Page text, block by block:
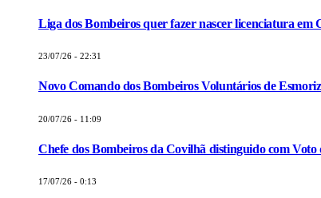
Liga dos Bombeiros quer fazer nascer licenciatura em
23/07/26 - 22:31
Novo Comando dos Bombeiros Voluntários de
20/07/26 - 11:09
Chefe dos Bombeiros da Covilhã distinguido com
17/07/26 - 0:13